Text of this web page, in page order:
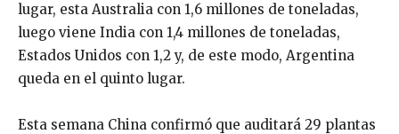
lugar, esta Australia con 1,6 millones de toneladas,
luego viene India con 1,4 millones de toneladas,
Estados Unidos con 1,2 y, de este modo, Argentina
queda en el quinto lugar.
Esta semana China confirmó que auditará 29 plantas